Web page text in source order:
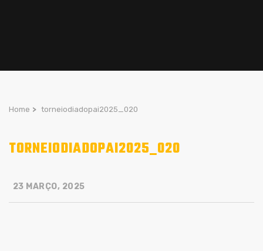
Home > torneiodiadopai2025_020
TORNEIODIADOPAI2025_020
23 MARÇO, 2025